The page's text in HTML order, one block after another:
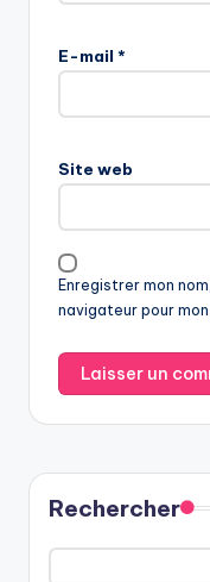
E-mail *
Site web
Enregistrer mon
navigateur pour
Rechercher